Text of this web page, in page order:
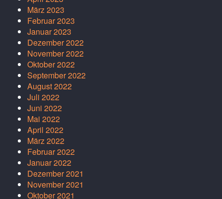
März 2023
Februar 2023
Januar 2023
Dezember 2022
November 2022
Oktober 2022
September 2022
August 2022
Juli 2022
Juni 2022
Mai 2022
April 2022
März 2022
Februar 2022
Januar 2022
Dezember 2021
November 2021
Oktober 2021